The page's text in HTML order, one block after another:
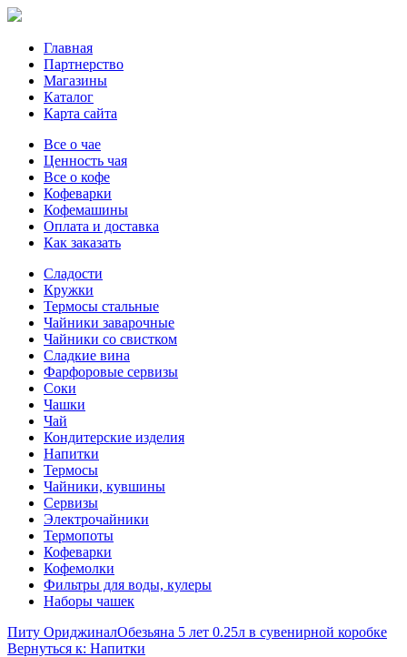
Главная
Партнерство
Магазины
Каталог
Карта сайта
Все о чае
Ценность чая
Все о кофе
Кофеварки
Кофемашины
Оплата и доставка
Как заказать
Сладости
Кружки
Термосы стальные
Чайники заварочные
Чайники со свистком
Сладкие вина
Фарфоровые сервизы
Соки
Чашки
Чай
Кондитерские изделия
Напитки
Термосы
Чайники, кувшины
Сервизы
Электрочайники
Термопоты
Кофеварки
Кофемолки
Фильтры для воды, кулеры
Наборы чашек
Питу ОриджиналОбезьяна 5 лет 0.25л в сувенирной коробке
Вернуться к: Напитки